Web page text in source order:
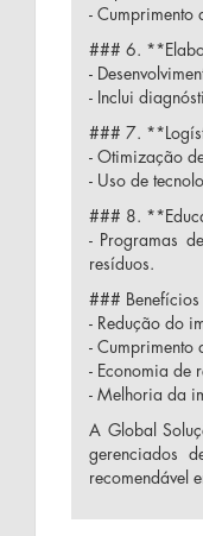
- Cumprimento
### 6.
-
- Inclui
### 7.
- Otimização
- Uso de
### 8.
- Programas
resíduos.
### Benefícios
- Redução do
- Cumprimento
- Economia de
- Melhoria da
A Global
gerenciados
recomendável